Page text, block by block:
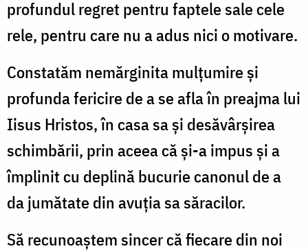
profundul regret pentru faptele sale cele
rele, pentru care nu a adus nici o motivare.
Constatăm nemărginita mulţumire şi
profunda fericire de a se afla în preajma lui
Iisus Hristos, în casa sa şi desăvârşirea
schimbării, prin aceea că şi-a impus şi a
împlinit cu deplină bucurie canonul de a
da jumătate din avuţia sa săracilor.
Să recunoaştem sincer că fiecare din noi